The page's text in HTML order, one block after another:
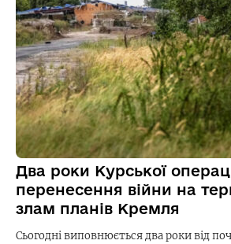
Два роки Курської
перенесення війни на
злам планів Кремля
Сьогодні виповнюється два роки від